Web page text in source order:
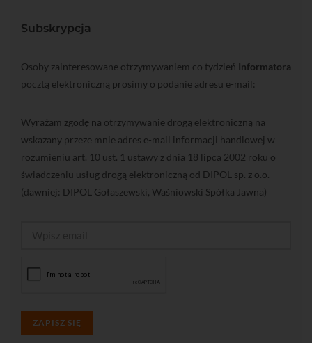
Subskrypcja
Osoby zainteresowane otrzymywaniem co tydzień Informatora
pocztą elektroniczną prosimy o podanie adresu e-mail:
Wyrażam zgodę na otrzymywanie drogą elektroniczną na
wskazany przeze mnie adres e-mail informacji handlowej w
rozumieniu art. 10 ust. 1 ustawy z dnia 18 lipca 2002 roku o
świadczeniu usług drogą elektroniczną od DIPOL sp. z o.o.
(dawniej: DIPOL Gołaszewski, Waśniowski Spółka Jawna)
ZAPISZ SIĘ